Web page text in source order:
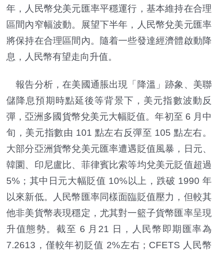
年，人民幣兌美元匯率平穩運行，基本維持在合理
區間內窄幅波動。展望下半年，人民幣兌美元匯率
將保持在合理區間內。隨着一些發達經濟體啟動降
息，人民幣有望走向升值。
報告分析，在美國通脹出現「降溫」跡象、美聯
儲降息預期時點延後等背景下，美元指數波動反
彈，亞洲多國貨幣兌美元大幅貶值。年初至 6 月中
旬，美元指數由 101 點左右反彈至 105 點左右。
大部分亞洲貨幣兌美元匯率遭遇貶值風暴，日元、
韓圜、印尼盧比、菲律賓比索等均兌美元貶值超過
5%；其中日元大幅貶值 10%以上，跌破 1990 年
以來新低。人民幣匯率同樣面臨貶值壓力，但較其
他非美貨幣表現穩定，尤其對一籃子貨幣匯率呈現
升值態勢。截至 6 月21 日，人民幣即期匯率為
7.2613，僅較年初貶值 2%左右；CFETS 人民幣